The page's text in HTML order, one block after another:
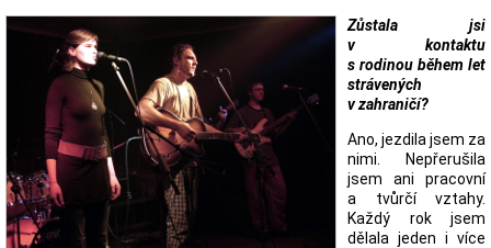
Zůstala jsi
v kontaktu
s rodinou během let
strávených
v zahraničí?
Ano, jezdila jsem za
nimi. Nepřerušila
jsem ani pracovní
a tvůrčí vztahy.
Každý rok jsem
dělala jeden i více